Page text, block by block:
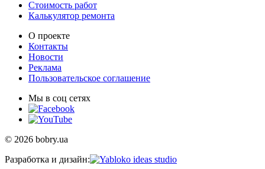
Стоимость работ
Калькулятор ремонта
О проекте
Контакты
Новости
Реклама
Пользовательское соглашение
Мы в соц сетях
© 2026 bobry.ua
Разработка и дизайн: